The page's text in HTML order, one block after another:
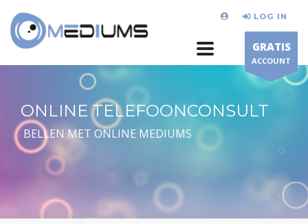
LOG IN
GRATIS
ACCOUNT
ONLINE TELEFOONCONSULT
BELLEN MET ONLINE MEDIUMS